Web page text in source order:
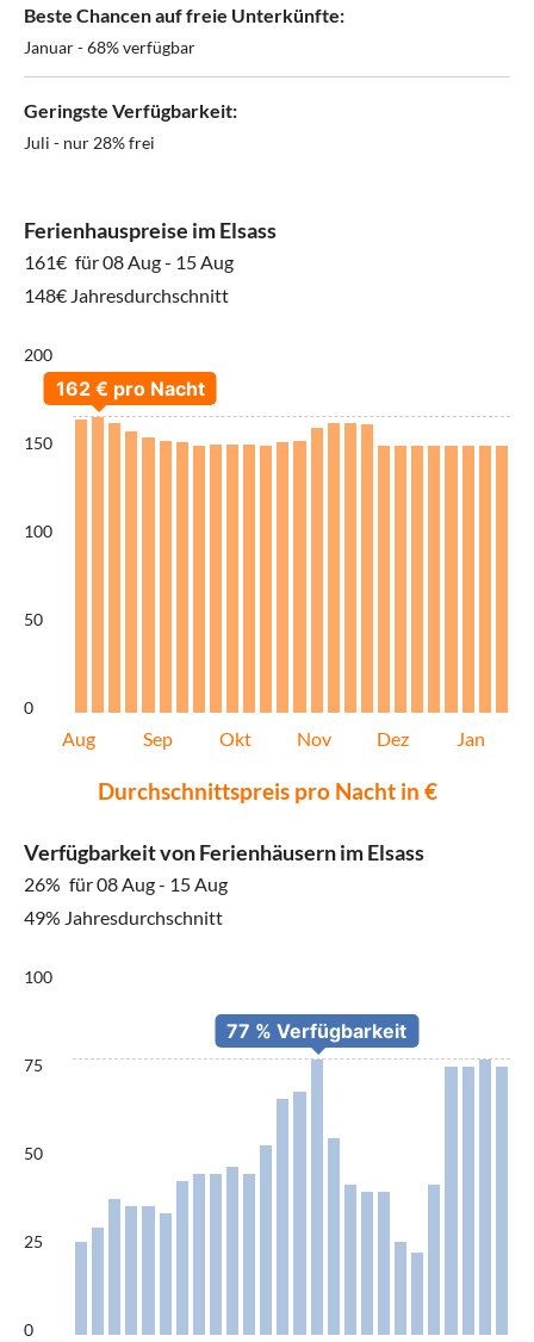
Beste Chancen auf freie Unterkünfte:
Januar - 68% verfügbar
Geringste Verfügbarkeit:
Juli - nur 28% frei
Ferienhauspreise im Elsass
161€ für 08 Aug - 15 Aug
148€ Jahresdurchschnitt
200
150
100
50
0
Aug Sep Okt Nov Dez Jan
Durchschnittspreis pro Nacht in €
Verfügbarkeit von Ferienhäusern im Elsass
26% für 08 Aug - 15 Aug
49% Jahresdurchschnitt
100
75
50
25
0